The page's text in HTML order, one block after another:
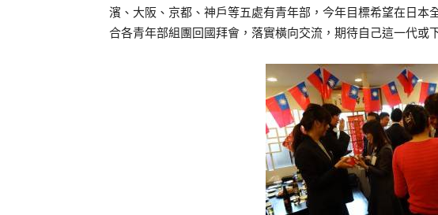
濱、大阪、京都、神戶等五處有青年部，今年目標希望在日本
合各青年部組團回國拜會，落實橫向交流，期待自己這一代或